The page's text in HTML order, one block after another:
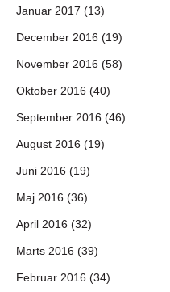
Januar 2017 (13)
December 2016 (19)
November 2016 (58)
Oktober 2016 (40)
September 2016 (46)
August 2016 (19)
Juni 2016 (19)
Maj 2016 (36)
April 2016 (32)
Marts 2016 (39)
Februar 2016 (34)